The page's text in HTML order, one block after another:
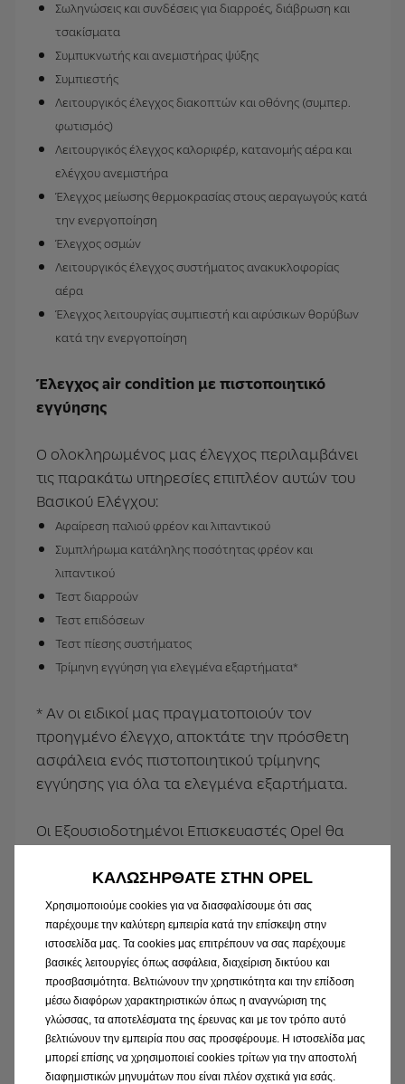
Σωληνώσεις και συνδέσεις για διαρροές, διάβρωση και
τσακίσματα
Συμπυκνωτής και ανεμιστήρας ψύξης
Συμπιεστής
Λειτουργικός έλεγχος διακοπτών και οθόνης (συμπερ.
φωτισμός)
Λειτουργικός έλεγχος καλοριφέρ, κατανομής αέρα και
ελέγχου ανεμιστήρα
Έλεγχος μείωσης θερμοκρασίας στους αεραγωγούς κατά
την ενεργοποίηση
Έλεγχος οσμών
Λειτουργικός έλεγχος συστήματος ανακυκλοφορίας
αέρα
Έλεγχος λειτουργίας συμπιεστή και αφύσικων θορύβων
κατά την ενεργοποίηση
Έλεγχος air condition με πιστοποιητικό
εγγύησης
Ο ολοκληρωμένος μας έλεγχος περιλαμβάνει
τις παρακάτω υπηρεσίες επιπλέον αυτών του
Βασικού Ελέγχου:
Αφαίρεση παλιού φρέον και λιπαντικού
Συμπλήρωμα κατάληλης ποσότητας φρέον και
λιπαντικού
Τεστ διαρροών
Τεστ επιδόσεων
Τεστ πίεσης συστήματος
Τρίμηνη εγγύηση για ελεγμένα εξαρτήματα*
* Αν οι ειδικοί μας πραγματοποιούν τον
προηγμένο έλεγχο, αποκτάτε την πρόσθετη
ασφάλεια ενός πιστοποιητικού τρίμηνης
εγγύησης για όλα τα ελεγμένα εξαρτήματα.
Οι Εξουσιοδοτημένοι Επισκευαστές Opel θα
Επιθεωρήσεις
ΚΑΛΩΣΗΡΘΑΤΕ ΣΤΗΝ OPEL
Χρησιμοποιούμε cookies για να διασφαλίσουμε ότι σας
παρέχουμε την καλύτερη εμπειρία κατά την επίσκεψη στην
ιστοσελίδα μας. Τα cookies μας επιτρέπουν να σας παρέχουμε
βασικές λειτουργίες όπως ασφάλεια, διαχείριση δικτύου και
προσβασιμότητα. Βελτιώνουν την χρηστικότητα και την επίδοση
μέσω διαφόρων χαρακτηριστικών όπως η αναγνώριση της
γλώσσας, τα αποτελέσματα της έρευνας και με τον τρόπο αυτό
βελτιώνουν την εμπειρία που σας προσφέρουμε. Η ιστοσελίδα μας
μπορεί επίσης να χρησιμοποιεί cookies τρίτων για την αποστολή
διαφημιστικών μηνυμάτων που είναι πλέον σχετικά για εσάς.